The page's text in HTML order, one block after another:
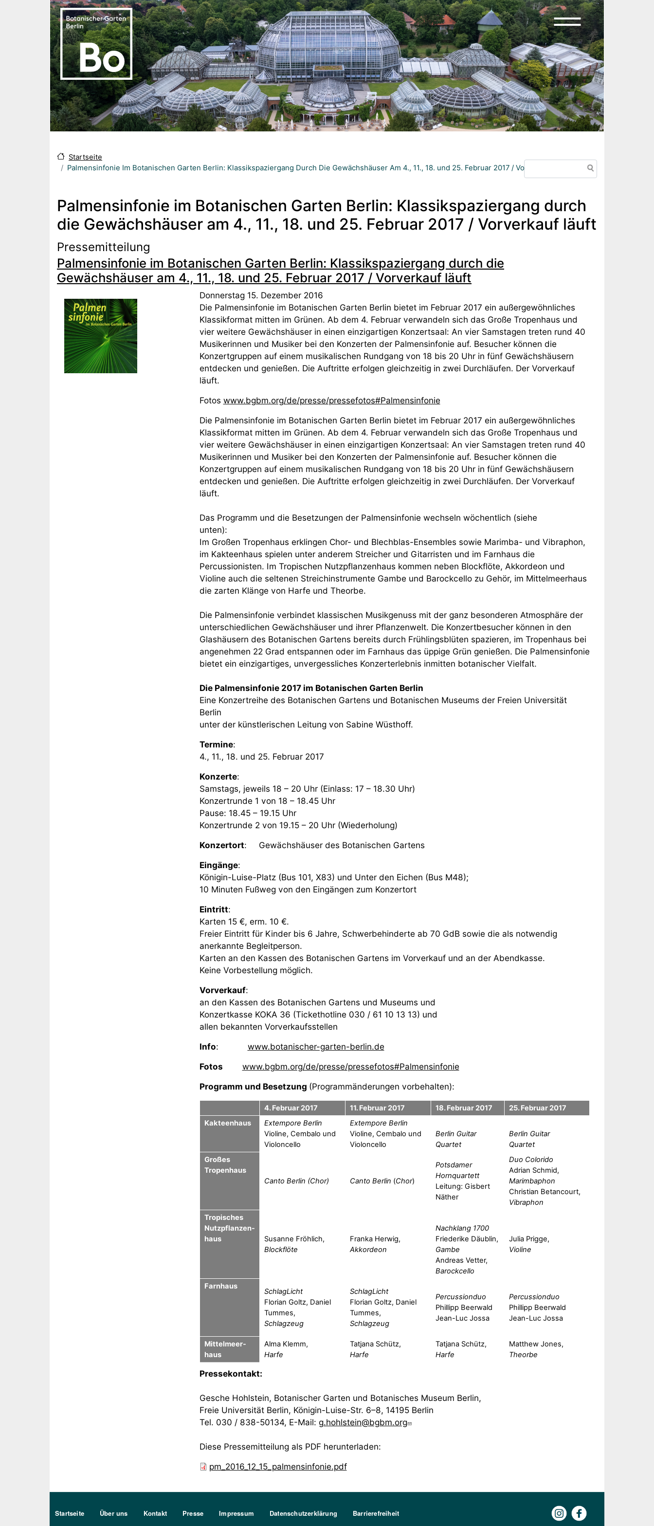
Direkt zum Inhalt
Startseite
Palmensinfonie Im Botanischen Garten Berlin: Klassikspaziergang Durch Die Gewächshäuser Am 4., 11., 18. und 25. Februar 2017 / Vorverkauf Läuft
Suche
Palmensinfonie im Botanischen Garten Berlin: Klassikspaziergang durch
die Gewächshäuser am 4., 11., 18. und 25. Februar 2017 / Vorverkauf läuft
Pressemitteilung
Palmensinfonie im Botanischen Garten Berlin: Klassikspaziergang durch die
Gewächshäuser am 4., 11., 18. und 25. Februar 2017 / Vorverkauf läuft
Donnerstag 15. Dezember 2016
Die Palmensinfonie im Botanischen Garten Berlin bietet im Februar 2017 ein außergewöhnliches
Klassikformat mitten im Grünen. Ab dem 4. Februar verwandeln sich das Große Tropenhaus und
vier weitere Gewächshäuser in einen einzigartigen Konzertsaal: An vier Samstagen treten rund 40
Musikerinnen und Musiker bei den Konzerten der Palmensinfonie auf. Besucher können die
Konzertgruppen auf einem musikalischen Rundgang von 18 bis 20 Uhr in fünf Gewächshäusern
entdecken und genießen. Die Auftritte erfolgen gleichzeitig in zwei Durchläufen. Der Vorverkauf
läuft.
Fotos www.bgbm.org/de/presse/pressefotos#Palmensinfonie
Die Palmensinfonie im Botanischen Garten Berlin bietet im Februar 2017 ein außergewöhnliches
Klassikformat mitten im Grünen. Ab dem 4. Februar verwandeln sich das Große Tropenhaus und
vier weitere Gewächshäuser in einen einzigartigen Konzertsaal: An vier Samstagen treten rund 40
Musikerinnen und Musiker bei den Konzerten der Palmensinfonie auf. Besucher können die
Konzertgruppen auf einem musikalischen Rundgang von 18 bis 20 Uhr in fünf Gewächshäusern
entdecken und genießen. Die Auftritte erfolgen gleichzeitig in zwei Durchläufen. Der Vorverkauf
läuft.
Das Programm und die Besetzungen der Palmensinfonie wechseln wöchentlich (siehe
unten):
Im Großen Tropenhaus erklingen Chor- und Blechblas-Ensembles sowie Marimba- und Vibraphon,
im Kakteenhaus spielen unter anderem Streicher und Gitarristen und im Farnhaus die
Percussionisten. Im Tropischen Nutzpflanzenhaus kommen neben Blockflöte, Akkordeon und
Violine auch die seltenen Streichinstrumente Gambe und Barockcello zu Gehör, im Mittelmeerhaus
die zarten Klänge von Harfe und Theorbe.
Die Palmensinfonie verbindet klassischen Musikgenuss mit der ganz besonderen Atmosphäre der
unterschiedlichen Gewächshäuser und ihrer Pflanzenwelt. Die Konzertbesucher können in den
Glashäusern des Botanischen Gartens bereits durch Frühlingsblüten spazieren, im Tropenhaus bei
angenehmen 22 Grad entspannen oder im Farnhaus das üppige Grün genießen. Die Palmensinfonie
bietet ein einzigartiges, unvergessliches Konzerterlebnis inmitten botanischer Vielfalt.
Die Palmensinfonie 2017 im Botanischen Garten Berlin
Eine Konzertreihe des Botanischen Gartens und Botanischen Museums der Freien Universität
Berlin
unter der künstlerischen Leitung von Sabine Wüsthoff.
Termine:
4., 11., 18. und 25. Februar 2017
Konzerte:
Samstags, jeweils 18 – 20 Uhr (Einlass: 17 – 18.30 Uhr)
Konzertrunde 1 von 18 – 18.45 Uhr
Pause: 18.45 – 19.15 Uhr
Konzertrunde 2 von 19.15 – 20 Uhr (Wiederholung)
Konzertort: Gewächshäuser des Botanischen Gartens
Eingänge:
Königin-Luise-Platz (Bus 101, X83) und Unter den Eichen (Bus M48);
10 Minuten Fußweg von den Eingängen zum Konzertort
Eintritt:
Karten 15 €, erm. 10 €.
Freier Eintritt für Kinder bis 6 Jahre, Schwerbehinderte ab 70 GdB sowie die als notwendig
anerkannte Begleitperson.
Karten an den Kassen des Botanischen Gartens im Vorverkauf und an der Abendkasse.
Keine Vorbestellung möglich.
Vorverkauf:
an den Kassen des Botanischen Gartens und Museums und
Konzertkasse KOKA 36 (Tickethotline 030 / 61 10 13 13) und
allen bekannten Vorverkaufsstellen
Info: www.botanischer-garten-berlin.de
Fotos www.bgbm.org/de/presse/pressefotos#Palmensinfonie
Programm und Besetzung (Programmänderungen vorbehalten):
4. Februar 2017 11. Februar 2017 18. Februar 2017
25. Februar 2017
Kakteenhaus
Extempore Berlin
Violine, Cembalo und
Violoncello
Extempore Berlin
Violine, Cembalo und
Violoncello
Berlin Guitar
Quartet
Berlin Guitar
Quartet
Großes
Tropenhaus
Canto Berlin (Chor)
Canto Berlin (Chor)
Potsdamer
Hornquartett
Leitung: Gisbert
Näther
Duo Colorido
Adrian Schmid,
Marimbaphon
Christian Betancourt,
Vibraphon
Tropisches
Nutzpflanzen-
haus
Susanne Fröhlich,
Blockflöte
Franka Herwig,
Akkordeon
Nachklang 1700
Friederike Däublin,
Gambe
Andreas Vetter,
Barockcello
Julia Prigge,
Violine
Farnhaus
SchlagLicht
Florian Goltz, Daniel
Tummes,
Schlagzeug
SchlagLicht
Florian Goltz, Daniel
Tummes,
Schlagzeug
Percussionduo
Phillipp Beerwald
Jean-Luc Jossa
Percussionduo
Phillipp Beerwald
Jean-Luc Jossa
Mittelmeer-
haus
Alma Klemm,
Harfe
Tatjana Schütz,
Harfe
Tatjana Schütz,
Harfe
Matthew Jones,
Theorbe
Pressekontakt:
Gesche Hohlstein, Botanischer Garten und Botanisches Museum Berlin,
Freie Universität Berlin, Königin-Luise-Str. 6–8, 14195 Berlin
Tel. 030 / 838-50134, E-Mail: g.hohlstein@bgbm.org
Diese Pressemitteilung als PDF herunterladen:
pm_2016_12_15_palmensinfonie.pdf
Sekundärmenu DE
Startseite Über uns Kontakt Presse Impressum Datenschutzerklärung Barrierefreiheit Instagram